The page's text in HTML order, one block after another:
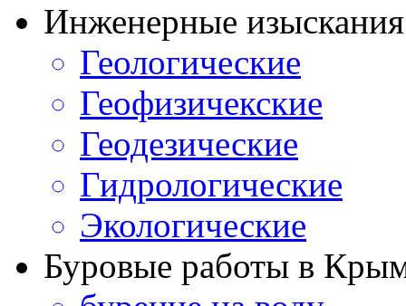
Инженерные изыскания
Геологические
Геофизичекские
Геодезические
Гидрологические
Экологические
Буровые работы в